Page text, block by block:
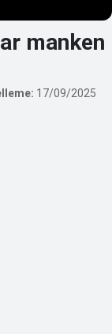
manken
17/09/2025